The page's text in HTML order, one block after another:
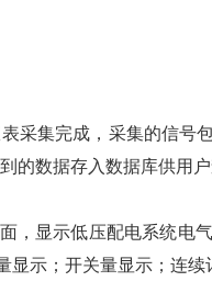
采集完成，采集的信号
数据存入数据库供用
，显示低压配电系统电
示；开关量显示；连续